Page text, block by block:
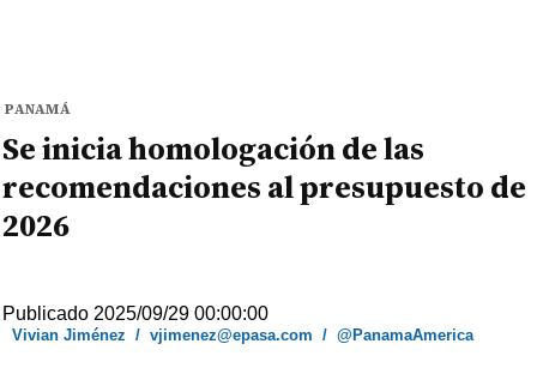
PANAMÁ
Se inicia homologación de las
recomendaciones al presupuesto de
2026
Publicado 2025/09/29 00:00:00
Vivian Jiménez /vjimenez@epasa.com /@PanamaAmerica